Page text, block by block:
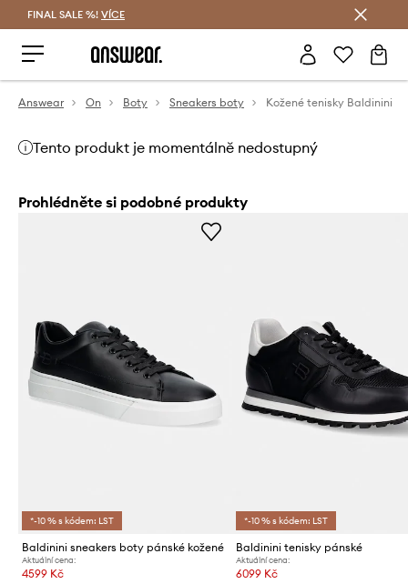
FINAL SALE %! VÍCE
Answear On Boty Sneakers boty Kožené tenisky Baldinini
Tento produkt je momentálně nedostupný
Prohlédněte si podobné produkty
*-10 % s kódem: LST
Baldinini sneakers boty pánské kožené
Aktuální cena:
4599 Kč
*-10 % s kódem: LST
Baldinini tenisky pánské
Aktuální cena:
6099 Kč